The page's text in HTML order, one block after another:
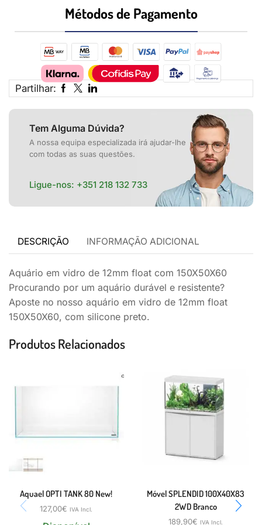
Métodos de Pagamento​
Partilhar:
Tem Alguma Dúvida?
A nossa equipa especializada irá ajudar-lhe
com todas as suas questões.
Ligue-nos: +351 218 132 733
DESCRIÇÃO INFORMAÇÃO ADICIONAL
Aquário em vidro de 12mm float com 150X50X60
Procurando por um aquário durável e resistente?
Aposte no nosso aquário em vidro de 12mm float
150X50X60, com silicone preto.
Produtos Relacionados
Aquael OPTI TANK 80 New!
127,00€ IVA Incl.
Móvel SPLENDID 100X40X83
2WD Branco
189,90€ IVA Incl.